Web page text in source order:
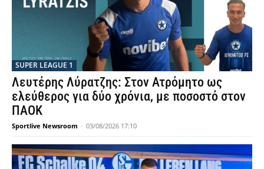
SUPER LEAGUE 1
Λευτέρης Λύρατζης: Στον Ατρόμητο ως
ελεύθερος για δύο χρόνια, με ποσοστό στον
ΠΑΟΚ
Sportlive Newsroom - 03/08/2026 17:10